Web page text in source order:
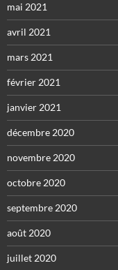
mai 2021
avril 2021
mars 2021
février 2021
janvier 2021
décembre 2020
novembre 2020
octobre 2020
septembre 2020
août 2020
juillet 2020